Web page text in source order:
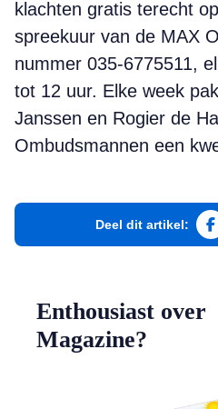
klachten gratis terecht
spreekuur van de MAX
nummer 035-6775511,
tot 12 uur. Elke week
Janssen en Rogier de
Ombudsmannen een
Deel dit artikel:
Enthousiast
Magazine?